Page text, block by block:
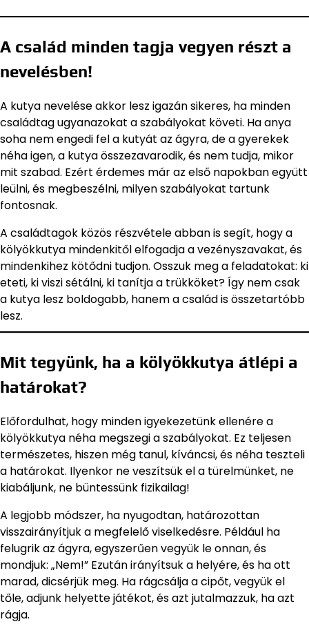
A család minden tagja vegyen részt a
nevelésben!
A kutya nevelése akkor lesz igazán sikeres, ha minden
családtag ugyanazokat a szabályokat követi. Ha anya
soha nem engedi fel a kutyát az ágyra, de a gyerekek
néha igen, a kutya összezavarodik, és nem tudja, mikor
mit szabad. Ezért érdemes már az első napokban együtt
leülni, és megbeszélni, milyen szabályokat tartunk
fontosnak.
A családtagok közös részvétele abban is segít, hogy a
kölyökkutya mindenkitől elfogadja a vezényszavakat, és
mindenkihez kötődni tudjon. Osszuk meg a feladatokat: ki
eteti, ki viszi sétálni, ki tanítja a trükköket? Így nem csak
a kutya lesz boldogabb, hanem a család is összetartóbb
lesz.
Mit tegyünk, ha a kölyökkutya átlépi a
határokat?
Előfordulhat, hogy minden igyekezetünk ellenére a
kölyökkutya néha megszegi a szabályokat. Ez teljesen
természetes, hiszen még tanul, kíváncsi, és néha teszteli
a határokat. Ilyenkor ne veszítsük el a türelmünket, ne
kiabáljunk, ne büntessünk fizikailag!
A legjobb módszer, ha nyugodtan, határozottan
visszairányítjuk a megfelelő viselkedésre. Például ha
felugrik az ágyra, egyszerűen vegyük le onnan, és
mondjuk: „Nem!” Ezután irányítsuk a helyére, és ha ott
marad, dicsérjük meg. Ha rágcsálja a cipőt, vegyük el
tőle, adjunk helyette játékot, és azt jutalmazzuk, ha azt
rágja.